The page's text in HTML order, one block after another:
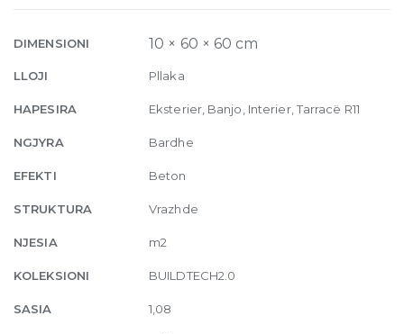
RPTV
60
x
quantity
DIMENSIONI 10 × 60 × 60 cm
LLOJI Pllaka
HAPESIRA Eksterier, Banjo, Interier, Tarracë R11
NGJYRA Bardhe
EFEKTI Beton
STRUKTURA Vrazhde
NJESIA m2
KOLEKSIONI BUILDTECH2.0
SASIA 1,08